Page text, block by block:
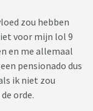
zou hebben
voor mijn lol 9
en me allemaal
pensionado dus
ik niet zou
orde.